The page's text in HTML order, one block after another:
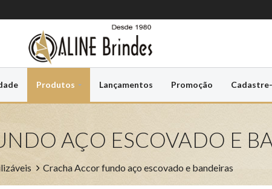
Produtos Lançamentos Promoção
AÇO ESCOVADO E
Cracha Accor fundo aço escovado e bandeiras